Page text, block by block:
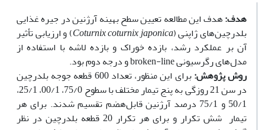
هدف:هدف این مطالعه تعیین سطح بهینه آرژنین در جیره غذایی
بلدرچین‌های ژاپنی (Coturnix coturnix japonica) و ارزیابی تأثیر
آن بر عملکرد رشد، بازده خوراک و بازده لاشه با استفاده از
مدل‌های رگرسیونی broken-line و درجه دوم بود.
روش پژوهش:
برای این منظور، تعداد 600 قطعه جوجه بلدرچین
در سن 21 روزگی به پنج تیمار مختلف با سطوح 75/0، 00/1، 25/1،
50/1 و 75/1 درصد آرژنین قابل‌هضم تقسیم شدند. برای هر
تیمار شش تکرار و برای هر تکرار 20 قطعه بلدرچین در نظر